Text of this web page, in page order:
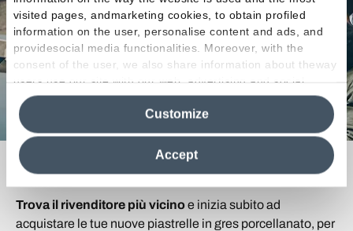
visited pages, andmarketing cookies, to obtain profiled
information on the user, personalise content and ads, and
providesocial media functionalities. Moreover, with the
consent of the user, we also share information about theway
users use our site with our web, advertising and social
media analytics partners, who may combine itwith other
information in their possession. By closing this banner,
clicking on "Reject", it will be possible tocontinue browsing
the site after installing only technical cookies. For more
information see the
Cookie Policy
Accept
Customize
Cerchi un Rivenditore?
Trova il rivenditore più vicinoe inizia subito ad
acquistare le tue nuove piastrelle in gres porcellanato, per